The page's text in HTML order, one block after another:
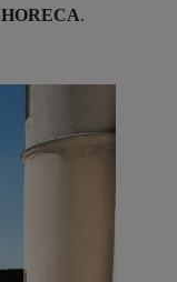
HORECA.